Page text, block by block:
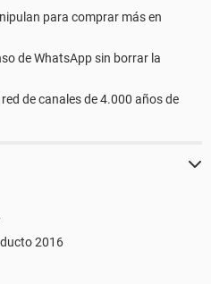
para comprar más en
de WhatsApp sin borrar la
de canales de 4.000 años de
2016